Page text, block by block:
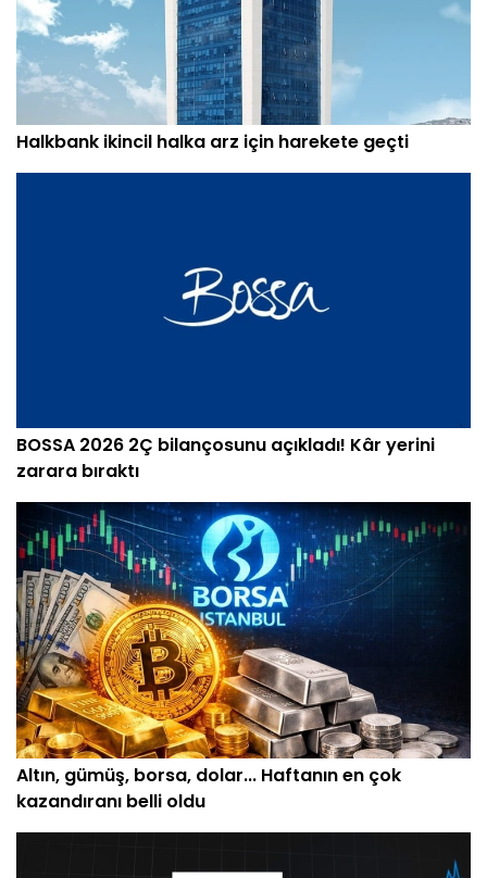
Halkbank ikincil halka arz için harekete geçti
BOSSA 2026 2Ç bilançosunu açıkladı! Kâr yerini
zarara bıraktı
Altın, gümüş, borsa, dolar... Haftanın en çok
kazandıranı belli oldu